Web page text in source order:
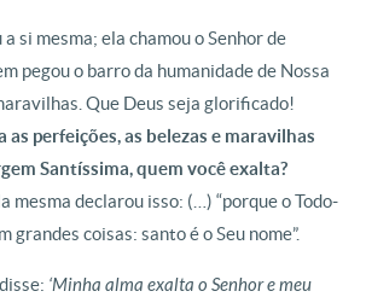
si mesma; ela chamou o Senhor de
pegou o barro da humanidade de Nossa
Que Deus seja glorificado!
perfeições, as belezas e maravilhas
Santíssima, quem você exalta?
mesma declarou isso: (…) “porque o Todo-
grandes coisas: santo é o Seu nome”.
‘Minha alma exalta o Senhor e meu